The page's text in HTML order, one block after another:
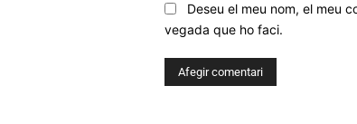
Deseu el meu nom, el meu
vegada que ho faci.